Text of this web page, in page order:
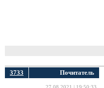
3733 Почитатель